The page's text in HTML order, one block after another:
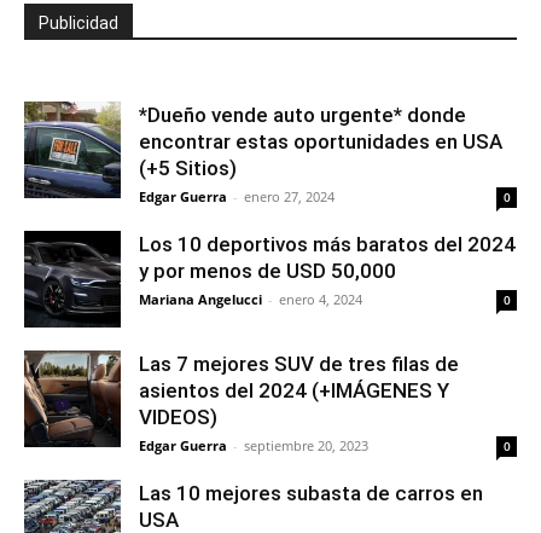
Publicidad
*Dueño vende auto urgente* donde
encontrar estas oportunidades en USA
(+5 Sitios)
Edgar Guerra - enero 27, 2024 0
Los 10 deportivos más baratos del 2024
y por menos de USD 50,000
Mariana Angelucci - enero 4, 2024 0
Las 7 mejores SUV de tres filas de
asientos del 2024 (+IMÁGENES Y
VIDEOS)
Edgar Guerra - septiembre 20, 2023 0
Las 10 mejores subasta de carros en
USA